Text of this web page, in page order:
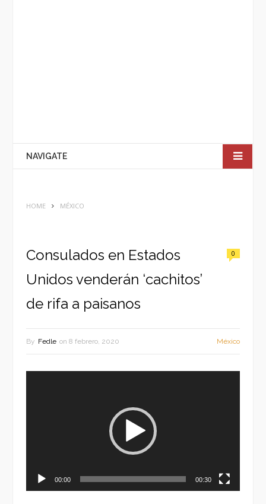
NAVIGATE
HOME MÉXICO
Consulados en Estados
Unidos venderán ‘cachitos’
de rifa a paisanos
0
By Fedle on 8 febrero, 2020 México
00:00 00:30